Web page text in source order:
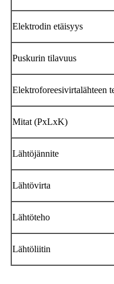
Elektrodin etäisyys
Puskurin tilavuus
Elektroforeesivirtalähteen
Mitat (PxLxK)
Lähtöjännite
Lähtövirta
Lähtöteho
Lähtöliitin